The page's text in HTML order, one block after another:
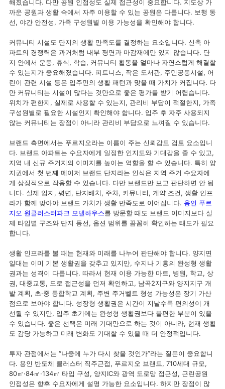
해졌습니다. 다만 공원 인접성도 실제 접근성이 중요합니다. 지도상 가
까운 공원과 생활 속에서 자주 이용할 수 있는 공원은 다릅니다. 보행 동
선, 야간 안전성, 가족 구성원별 이용 가능성을 확인해야 합니다.
커뮤니티 시설도 단지의 생활 만족도를 결정하는 요소입니다. 신축 아
파트의 경쟁력은 과거처럼 내부 평면과 마감재에만 있지 않습니다. 단
지 안에서 운동, 휴식, 학습, 커뮤니티 활동을 얼마나 자연스럽게 해결할
수 있는지가 중요해졌습니다. 피트니스, 작은 도서관, 주민공동시설, 어
린이 관련 시설 등은 입주민의 생활 패턴과 맞을 때 가치가 커집니다. 다
만 커뮤니티는 시설이 많다는 것만으로 좋은 평가를 받기 어렵습니다.
위치가 편한지, 실제로 사용할 수 있는지, 관리비 부담이 적절한지, 가족
구성원별로 필요한 시설인지 확인해야 합니다. 입주 후 자주 사용되지
않는 커뮤니티는 장점이 아니라 관리비 부담으로 느껴질 수 있습니다.
브랜드 측면에서는 푸르지오라는 이름이 주는 신뢰감도 검토 요소입니
다. 브랜드 아파트는 수요자에게 일정한 인지도와 기대감을 줄 수 있고,
지역 내 신규 주거지의 이미지를 높이는 역할을 할 수 있습니다. 특히 양
지권에서 첫 번째 메이저 브랜드 단지라는 인식은 지역 주거 수요자에
게 상징적으로 작용할 수 있습니다. 다만 브랜드만 보고 판단하면 안 됩
니다. 실제 입지, 평면, 단지배치, 주차, 커뮤니티, 계약 조건, 생활 인프
라가 함께 맞아야 브랜드 가치가 생활 만족도로 이어집니다. 용인 푸르
지오 원클러스터파크 모델하우스를 방문할 때도 브랜드 이미지보다 실
제 타입별 구조와 단지 동선, 옵션 범위를 꼼꼼히 확인하는 태도가 필요
합니다.
생활 인프라를 볼 때는 현재와 미래를 나누어 판단해야 합니다. 양지면
일대는 이미 기본 생활권을 갖추고 있지만, 수지나 기흥의 완성형 생활
권과는 성격이 다릅니다. 따라서 현재 이용 가능한 마트, 병원, 학교, 상
권, 대중교통, 도로 접근성을 먼저 확인하고, 남곡2지구와 양지지구 개
발 계획, 초·중 통합학교 계획, 주변 주거벨트 형성 가능성은 장기 가산
점으로 보아야 합니다. 성장형 생활권은 시간이 지날수록 편의성이 개
선될 수 있지만, 입주 초기에는 완성형 생활권보다 불편한 부분이 있을
수 있습니다. 좋은 선택은 미래 기대만으로 하는 것이 아니라, 현재 생활
도 감당 가능하고 미래 변화도 기대할 수 있을 때 더 안정적입니다.
투자 관점에서는 “나중에 누가 다시 찾을 것인가”라는 질문이 중요합니
다. 용인 반도체 클러스터 직주근접, 푸르지오 브랜드, 710세대 규모,
80㎡·84㎡·134㎡ 타입 구성, 양지IC와 광역 도로망 접근성, 근린공원
인접성은 향후 수요자에게 설명 가능한 요소입니다. 하지만 장점이 많